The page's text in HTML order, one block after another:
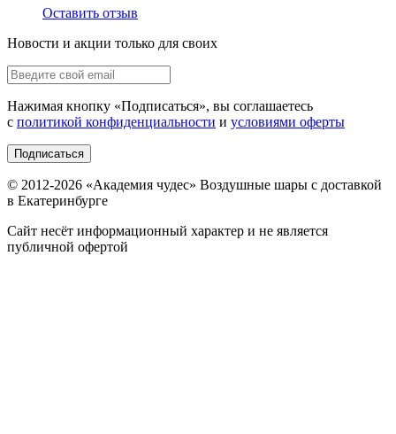
Оставить отзыв
Новости и акции только для своих
Нажимая кнопку «Подписаться», вы соглашаетесь
с политикой конфиденциальности и условиями оферты
Подписаться
© 2012-2026 «Академия чудес» Воздушные шары с доставкой
в Екатеринбурге
Сайт несёт информационный характер и не является
публичной офертой